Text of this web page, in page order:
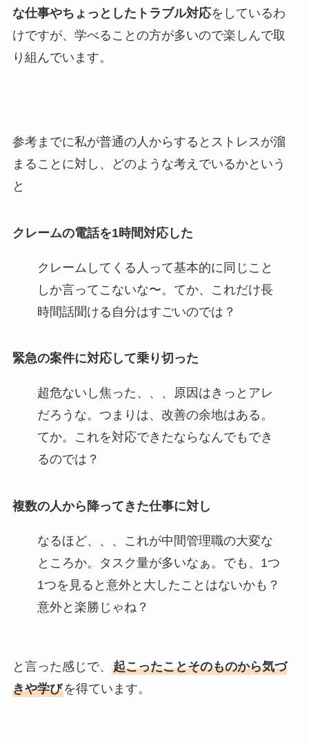
な仕事やちょっとしたトラブル対応をしているわ
けですが、学べることの方が多いので楽しんで取
り組んでいます。
参考までに私が普通の人からするとストレスが溜
まることに対し、どのような考えでいるかという
と
クレームの電話を1時間対応した
クレームしてくる人って基本的に同じこと
しか言ってこないな〜。てか、これだけ長
時間話聞ける自分はすごいのでは？
緊急の案件に対応して乗り切った
超危ないし焦った、、、原因はきっとアレ
だろうな。つまりは、改善の余地はある。
てか。これを対応できたならなんでもでき
るのでは？
複数の人から降ってきた仕事に対し
なるほど、、、これが中間管理職の大変な
ところか。タスク量が多いなぁ。でも、1つ
1つを見ると意外と大したことはないかも？
意外と楽勝じゃね？
と言った感じで、 起こったことそのものから気づ
きや学びを得ています。